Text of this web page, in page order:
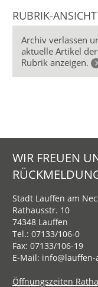
RUBRIK-ANSICHT
Archiv verlassen
aktuelle Artikel der
Rubrik anzeigen.
WIR FREUEN
Stadt Lauffen am
Rathausstr. 10
74348 Lauffen
Tel.: 07133/106-0
Fax: 07133/106-19
E-Mail: info@lauffen-
Öffnungszeiten